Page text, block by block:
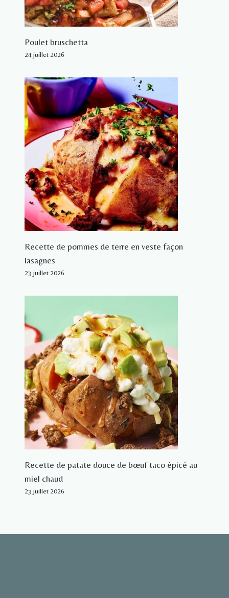
Poulet bruschetta
24 juillet 2026
Recette de pommes de terre en veste façon
lasagnes
23 juillet 2026
Recette de patate douce de bœuf taco épicé au
miel chaud
23 juillet 2026